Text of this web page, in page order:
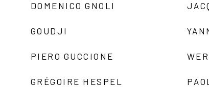
DOMENICO GNOLI
GOUDJI
PIERO GUCCIONE
GRÉGOIRE HESPEL